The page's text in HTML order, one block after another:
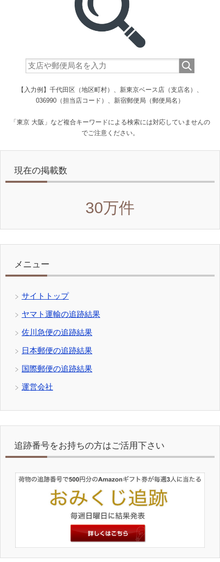
【入力例】千代田区（地区町村）、新東京ベース店（支店名）、
036990（担当店コード）、新宿郵便局（郵便局名）
「東京 大阪」など複合キーワードによる検索には対応していませんの
でご注意ください。
現在の掲載数
30万件
メニュー
サイトトップ
ヤマト運輸の追跡結果
佐川急便の追跡結果
日本郵便の追跡結果
国際郵便の追跡結果
運営会社
追跡番号をお持ちの方はご活用下さい